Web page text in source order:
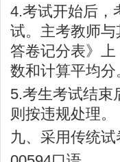
4.考试开始后，
试。主考教师
答卷记分表》
数和计算平均分
5.考生考试结束
则按违规处理。
九、采用传统